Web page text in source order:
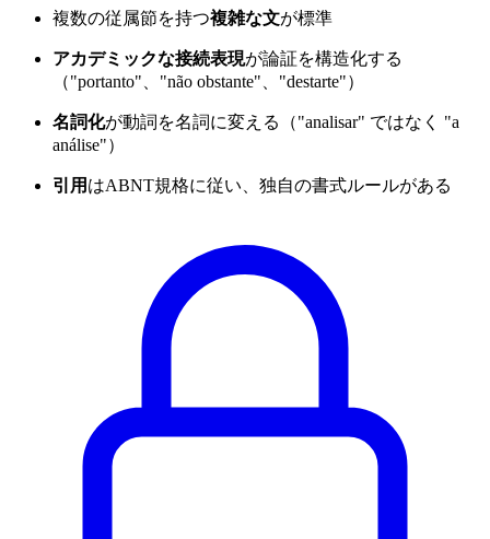
複数の従属節を持つ複雑な文が標準
アカデミックな接続表現が論証を構造化する
（"portanto"、"não obstante"、"destarte"）
名詞化が動詞を名詞に変える（"analisar" ではなく "a
análise"）
引用 はABNT規格に従い、独自の書式ルールがある